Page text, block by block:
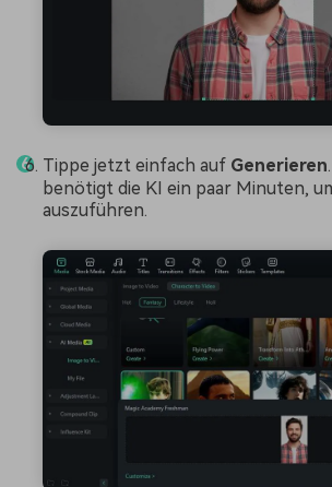
Tippe jetzt einfach auf Generieren
benötigt die KI ein paar Minuten,
auszuführen.